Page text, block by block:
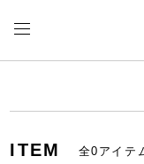
ITEM 全0アイテ